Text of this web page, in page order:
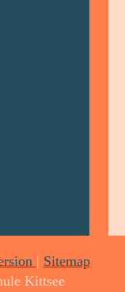
| Sitemap
Kittsee